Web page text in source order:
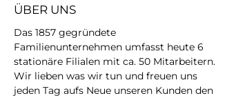
ÜBER UNS
Das 1857 gegründete
Familienunternehmen umfasst heute 6
stationäre Filialen mit ca. 50 Mitarbeitern.
Wir lieben was wir tun und freuen uns
jeden Tag aufs Neue unseren Kunden den